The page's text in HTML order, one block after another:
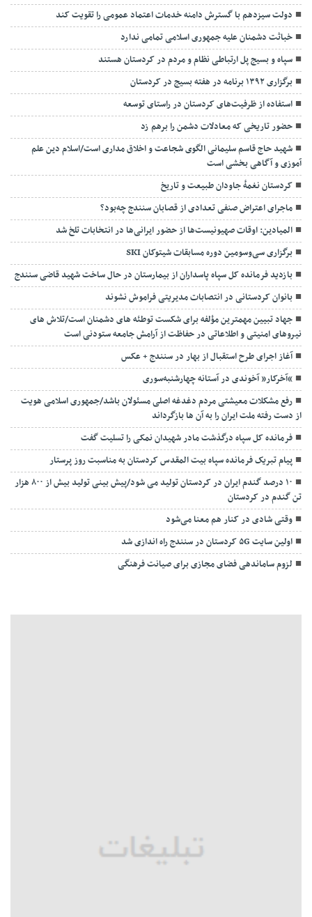
دولت سیزدهم با گسترش دامنه خدمات اعتماد عمومی را تقویت کند
خباثت دشمنان علیه جمهوری اسلامی تمامی ندارد
سپاه و بسیج پل ارتباطی نظام و مردم در کردستان هستند
برگزاری ۱۳۹۲ برنامه در هفته بسیج در کردستان
استفاده از ظرفیت‌های کردستان در راستای توسعه
حضور تاریخی که معادلات دشمن را برهم زد
شهید حاج قاسم سلیمانی الگوی شجاعت و اخلاق مداری است/اسلام دین علم
آموزی و آگاهی بخشی است
کردستان نغمهٔ جاودان طبیعت و تاریخ
ماجرای اعتراض صنفی تعدادی از قصابان سنندج چه‌بود؟
المیادین: اوقات صهیونیست‌ها از حضور ایرانی‌ها در انتخابات تلخ شد
برگزاری سی‌وسومین دوره مسابقات شیتوکان SKI
بازدید فرمانده کل سپاه پاسداران از بیمارستان در حال ساخت شهید قاضی سنندج
بانوان کردستانی در انتصابات مدیریتی فراموش نشوند
جهاد تبیین مهمترین مؤلفه برای شکست توطئه های دشمنان است/تلاش های
نیروهای امنیتی و اطلاعاتی در حفاظت از آرامش جامعه ستودنی است
آغاز اجرای طرح استقبال از بهار در سنندج + عکس
“آخرکار” آخوندی در آستانه چهارشنبه‌سوری
رفع مشکلات معیشتی مردم دغدغه اصلی مسئولان باشد/جمهوری اسلامی هویت
از دست رفته ملت ایران را به آن ها بازگرداند
فرمانده کل سپاه درگذشت مادر شهیدان نمکی را تسلیت گفت
پیام تبریک فرمانده سپاه بیت المقدس کردستان به مناسبت روز پرستار
۱۰ درصد گندم ایران در کردستان تولید می شود/پیش بینی تولید بیش از ۸۰۰ هزار
تن گندم در کردستان
وقتی شادی در کنار هم معنا می‌شود
اولین سایت ۵G کردستان در سنندج راه اندازی شد
لزوم ساماندهی فضای مجازی برای صیانت فرهنگی